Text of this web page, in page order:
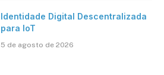
Identidade Digital Descentralizada
para IoT
5 de agosto de 2026